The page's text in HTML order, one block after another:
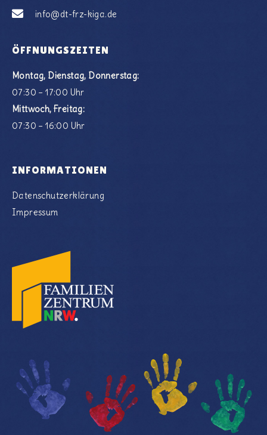
info@dt-frz-kiga.de
ÖFFNUNGSZEITEN
Montag, Dienstag, Donnerstag:
07:30 – 17:00 Uhr
Mittwoch, Freitag:
07:30 – 16:00 Uhr
INFORMATIONEN
Datenschutzerklärung
Impressum